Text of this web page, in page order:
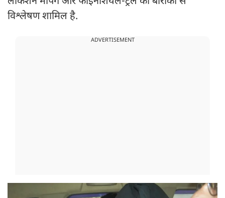
विश्लेषण शामिल है.
ADVERTISEMENT